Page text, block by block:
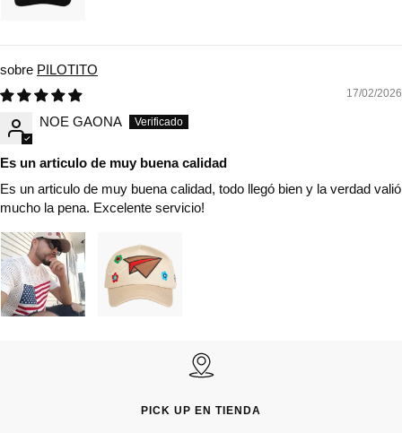
PILOTITO
17/02/2026
NOE GAONA
Es un articulo de muy buena calidad
Es un articulo de muy buena calidad, todo llegó bien y la verdad valió
mucho la pena. Excelente servicio!
PICK UP EN TIENDA